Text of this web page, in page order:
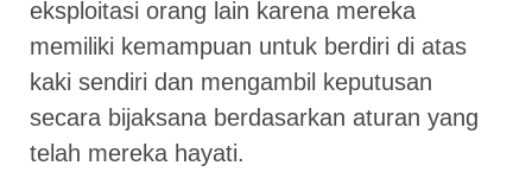
eksploitasi orang lain karena mereka
memiliki kemampuan untuk berdiri di atas
kaki sendiri dan mengambil keputusan
secara bijaksana berdasarkan aturan yang
telah mereka hayati.